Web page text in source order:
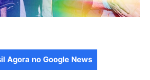
Agora no Google News